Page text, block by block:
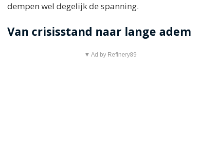
dempen wel degelijk de spanning.
Van crisisstand naar lange adem
▼ Ad by Refinery89